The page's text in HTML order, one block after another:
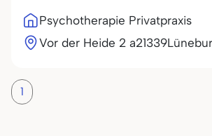
Psychotherapie Privatpraxis
Vor der Heide 2 a21339
1